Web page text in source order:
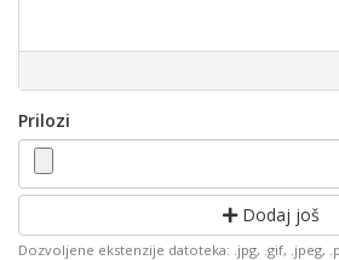
Prilozi
Dodaj još
Dozvoljene ekstenzije datoteka: .jpg, .gif, .jpeg,